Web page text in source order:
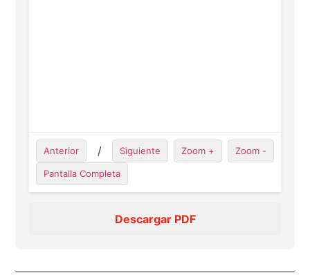
Anterior / Siguiente Zoom + Zoom -
Pantalla Completa
Descargar PDF